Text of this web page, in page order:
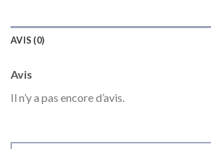
AVIS (0)
Avis
Il n’y a pas encore d’avis.